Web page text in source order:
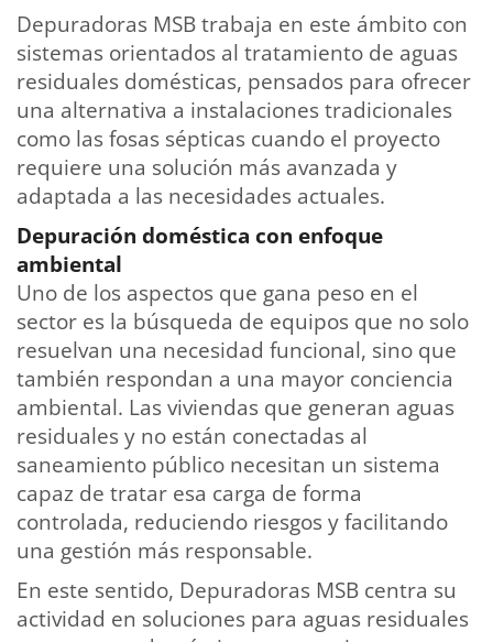
Depuradoras MSB trabaja en este ámbito con
sistemas orientados al tratamiento de aguas
residuales domésticas, pensados para ofrecer
una alternativa a instalaciones tradicionales
como las fosas sépticas cuando el proyecto
requiere una solución más avanzada y
adaptada a las necesidades actuales.
Depuración doméstica con enfoque
ambiental
Uno de los aspectos que gana peso en el
sector es la búsqueda de equipos que no solo
resuelvan una necesidad funcional, sino que
también respondan a una mayor conciencia
ambiental. Las viviendas que generan aguas
residuales y no están conectadas al
saneamiento público necesitan un sistema
capaz de tratar esa carga de forma
controlada, reduciendo riesgos y facilitando
una gestión más responsable.
En este sentido, Depuradoras MSB centra su
actividad en soluciones para aguas residuales